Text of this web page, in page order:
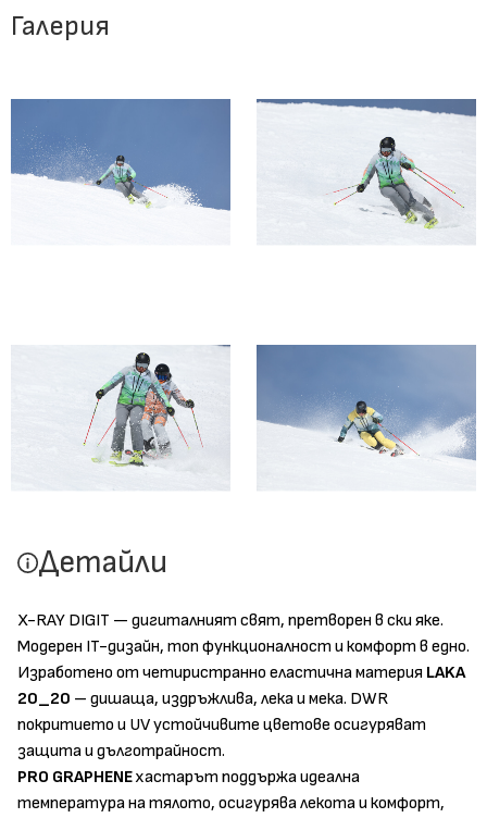
Галерия
Детайли
X-RAY DIGIT — дигиталният свят, претворен в ски яке.
Модерен IT-дизайн, топ функционалност и комфорт в едно.
Изработено от четиристранно еластична материя LAKA
20_20 – дишаща, издръжлива, лека и мека. DWR
покритието и UV устойчивите цветове осигуряват
защита и дълготрайност.
PRO GRAPHENEхастарът поддържа идеална
температура на тялото, осигурява лекота и комфорт,